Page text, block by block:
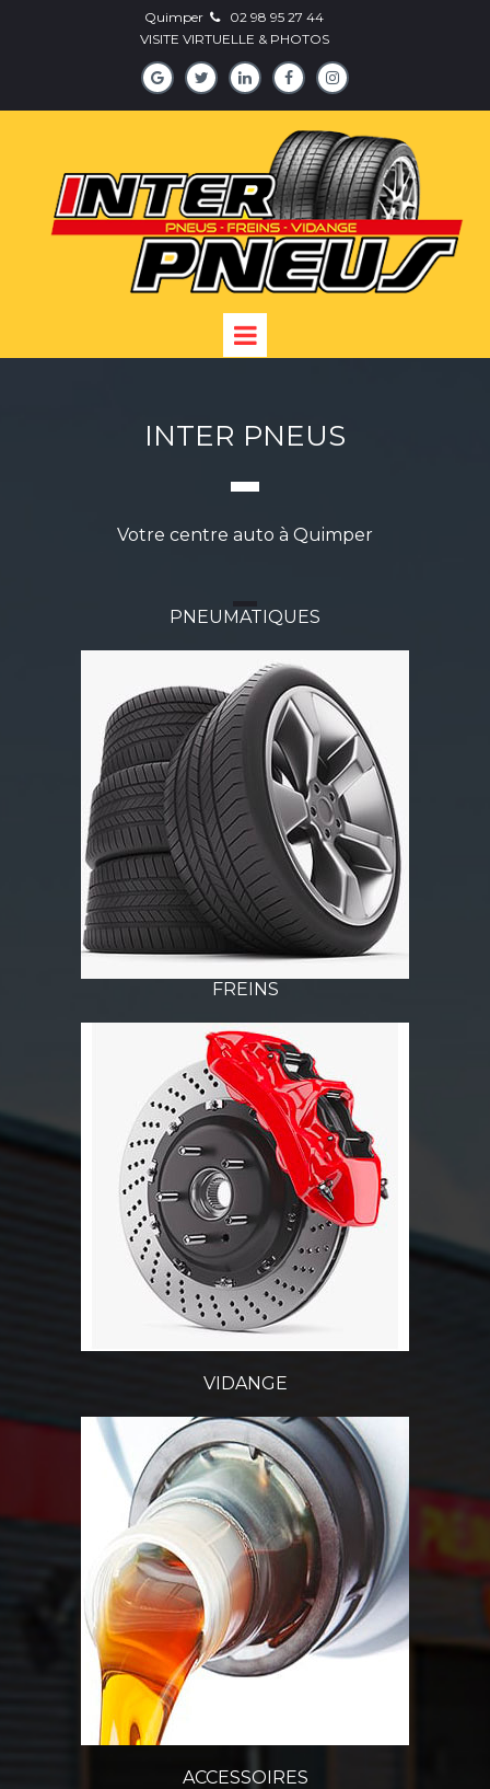
Quimper  02 98 95 27 44
VISITE VIRTUELLE & PHOTOS
    
INTER PNEUS
Votre centre auto à Quimper
PNEUMATIQUES
FREINS
VIDANGE
ACCESSOIRES